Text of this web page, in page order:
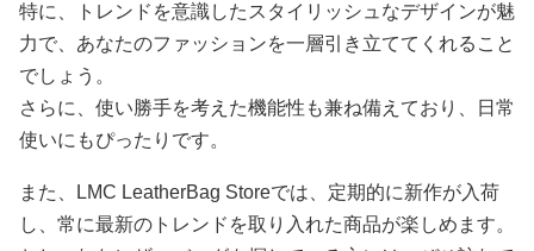
特に、トレンドを意識したスタイリッシュなデザインが魅
力で、あなたのファッションを一層引き立ててくれること
でしょう。
さらに、使い勝手を考えた機能性も兼ね備えており、日常
使いにもぴったりです。
また、LMC LeatherBag Storeでは、定期的に新作が入荷
し、常に最新のトレンドを取り入れた商品が楽しめます。